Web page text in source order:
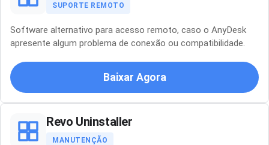
SUPORTE REMOTO
Software alternativo para acesso remoto, caso o AnyDesk
apresente algum problema de conexão ou compatibilidade.
Baixar Agora
Revo Uninstaller
MANUTENÇÃO